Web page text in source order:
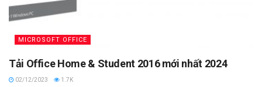
MICROSOFT OFFICE
Tải Office Home & Student 2016 mới nhất 2024
02/12/2023 1.7K